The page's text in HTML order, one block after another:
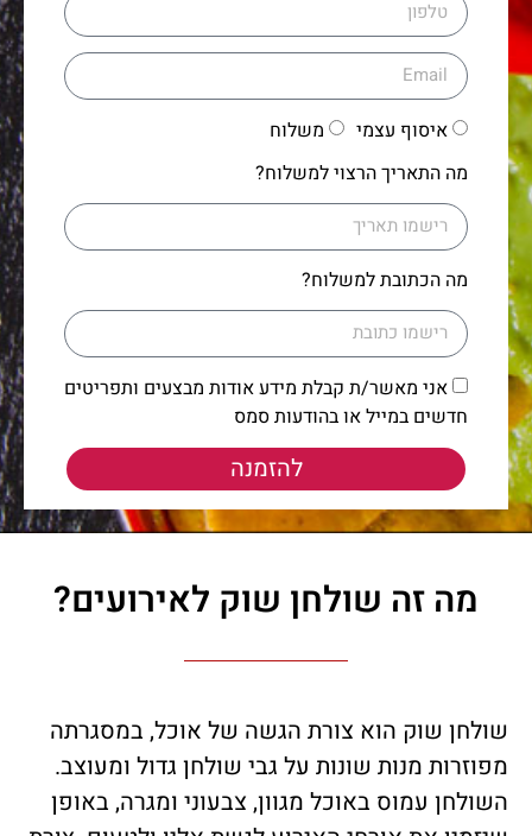
איסוף עצמי
משלוח
מה התאריך הרצוי למשלוח?
מה הכתובת למשלוח?
אני מאשר/ת קבלת מידע אודות מבצעים ותפריטים
חדשים במייל או בהודעות סמס
להזמנה
מה זה שולחן שוק לאירועים?
שולחן שוק הוא צורת הגשה של אוכל, במסגרתה
מפוזרות מנות שונות על גבי שולחן גדול ומעוצב.
השולחן עמוס באוכל מגוון, צבעוני ומגרה, באופן